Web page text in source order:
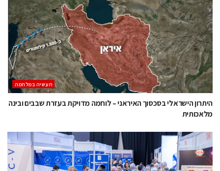
תעשיה במלחמה
היתרון הישראלי בסכסוך האיראני – לוחמה מדויקת בעזרת שבבים ובינה
מלאכותית